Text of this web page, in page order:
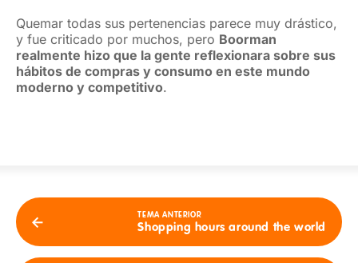
Quemar todas sus pertenencias parece muy drástico,
y fue criticado por muchos, pero Boorman
realmente hizo que la gente reflexionara sobre sus
hábitos de compras y consumo en este mundo
moderno y competitivo.
TEMA ANTERIOR
Shopping hours around the world